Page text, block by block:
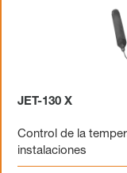
JET-130 X
Control de la
instalaciones